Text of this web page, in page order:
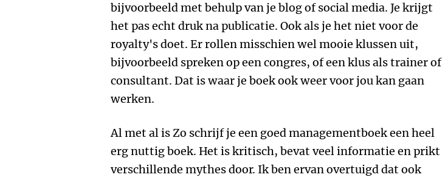
bijvoorbeeld met behulp van je blog of social media. Je krijgt
het pas echt druk na publicatie. Ook als je het niet voor de
royalty's doet. Er rollen misschien wel mooie klussen uit,
bijvoorbeeld spreken op een congres, of een klus als trainer of
consultant. Dat is waar je boek ook weer voor jou kan gaan
werken.
Al met al is Zo schrijf je een goed managementboek een heel
erg nuttig boek. Het is kritisch, bevat veel informatie en prikt
verschillende mythes door. Ik ben ervan overtuigd dat ook